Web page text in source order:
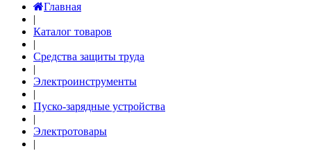
Главная
|
Каталог товаров
|
Средства защиты труда
|
Электроинструменты
|
Пуско-зарядные устройства
|
Электротовары
|